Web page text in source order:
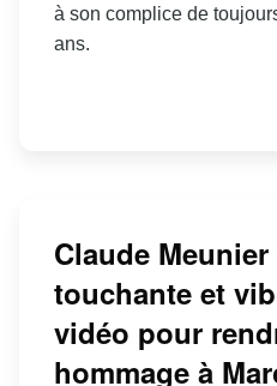
à son complice de
ans.
Claude
touchante et
vidéo pour
hommage à